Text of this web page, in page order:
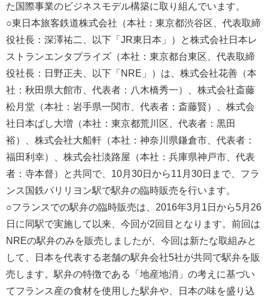
た国際事業のビジネスモデル構築に取り組んでいます。
○東日本旅客鉄道株式会社（本社：東京都渋谷区、代表取締
役社長：深澤祐二、以下「JR東日本」）と株式会社日本レ
ストランエンタプライズ（本社：東京都台東区、代表取締
役社長：日野正夫、以下「NRE」）は、株式会社花善（本
社：秋田県大館市、代表者：八木橋秀一）、株式会社斎藤
松月堂（本社：岩手県一関市、代表者：斎藤賢）、株式会
社日本ばし大増（本社：東京都荒川区、代表者：黒田
裕）、株式会社大船軒（本社：神奈川県鎌倉市、代表者：
福田利幸）、株式会社淡路屋（本社：兵庫県神戸市、代表
者：寺本督）と共同で、10月30日から11月30日まで、フラ
ンス国鉄パリリヨン駅で駅弁の臨時販売を行います。
○フランスでの駅弁の臨時販売は、2016年3月1日から5月26
日に同駅で実施して以来、今回が2回目となります。前回は
NREの駅弁のみを販売しましたが、今回は新たな取組みと
して、日本を代表する老舗の駅弁会社5社が共同で駅弁を販
売します。駅弁の特徴である「地産地消」の考えに基づい
てフランス産の食材を使用した駅弁や、日本の味を盛り込